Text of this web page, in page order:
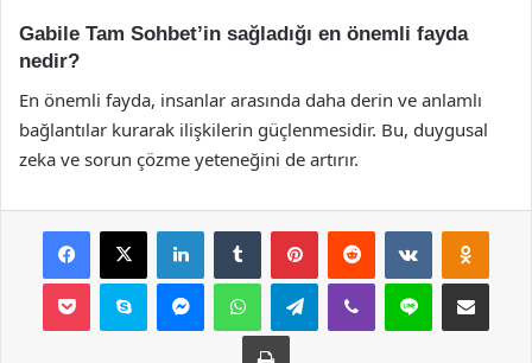
Gabile Tam Sohbet’in sağladığı en önemli fayda
nedir?
En önemli fayda, insanlar arasında daha derin ve anlamlı
bağlantılar kurarak ilişkilerin güçlenmesidir. Bu, duygusal
zeka ve sorun çözme yeteneğini de artırır.
Facebook
X LinkedInTumblr PinterestReddit VKontakte
Pocket Skype MessengerWhatsAppTelegramViber Line E-Posta ile
Yazdır